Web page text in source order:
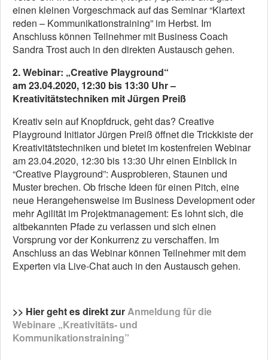
einen kleinen Vorgeschmack auf das Seminar “Klartext
reden – Kommunikationstraining” im Herbst. Im
Anschluss können Teilnehmer mit Business Coach
Sandra Trost auch in den direkten Austausch gehen.
2. Webinar: „Creative Playground“
am 23.04.2020, 12:30 bis 13:30 Uhr –
Kreativitätstechniken mit Jürgen Preiß
Kreativ sein auf Knopfdruck, geht das? Creative
Playground Initiator Jürgen Preiß öffnet die Trickkiste der
Kreativitätstechniken und bietet im kostenfreien Webinar
am 23.04.2020, 12:30 bis 13:30 Uhr einen Einblick in
“Creative Playground”: Ausprobieren, Staunen und
Muster brechen. Ob frische Ideen für einen Pitch, eine
neue Herangehensweise im Business Development oder
mehr Agilität im Projektmanagement: Es lohnt sich, die
altbekannten Pfade zu verlassen und sich einen
Vorsprung vor der Konkurrenz zu verschaffen. Im
Anschluss an das Webinar können Teilnehmer mit dem
Experten via Live-Chat auch in den Austausch gehen.
>> Hier geht es direkt zurAnmeldung für die
Webinare „Kreativitäts- und
Kommunikationstraining”